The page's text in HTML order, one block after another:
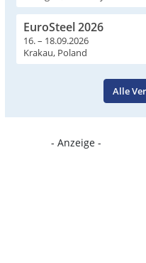
EuroSteel 2026
16. – 18.09.2026
Krakau, Poland
Alle
- Anzeige -